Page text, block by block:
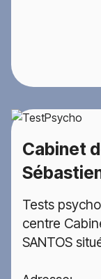
Cabinet
Tests
centre
SANTOS